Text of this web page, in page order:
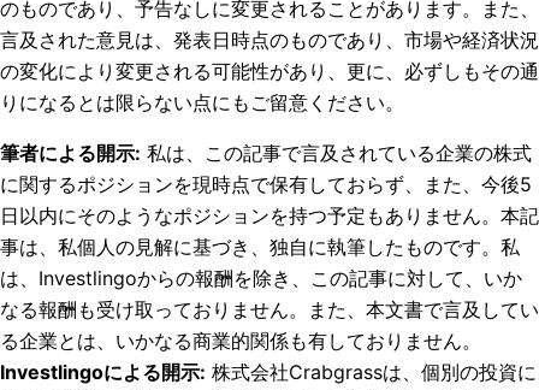
のものであり、予告なしに変更されることがあります。また、
言及された意見は、発表日時点のものであり、市場や経済状況
の変化により変更される可能性があり、更に、必ずしもその通
りになるとは限らない点にもご留意ください。
筆者による開示: 私は、この記事で言及されている企業の株式
に関するポジションを現時点で保有しておらず、また、今後5
日以内にそのようなポジションを持つ予定もありません。 本記
事は、私個人の見解に基づき、独自に執筆したものです。私
は、Investlingoからの報酬を除き、この記事に対して、いか
なる報酬も受け取っておりません。また、本文書で言及してい
る企業とは、いかなる商業的関係も有しておりません。
Investlingoによる開示: 株式会社Crabgrassは、個別の投資に